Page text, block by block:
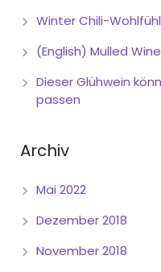
Winter Chili-
(English) Mulled
Dieser Glühwein
passen
Archiv
Mai 2022
Dezember 2018
November 2018